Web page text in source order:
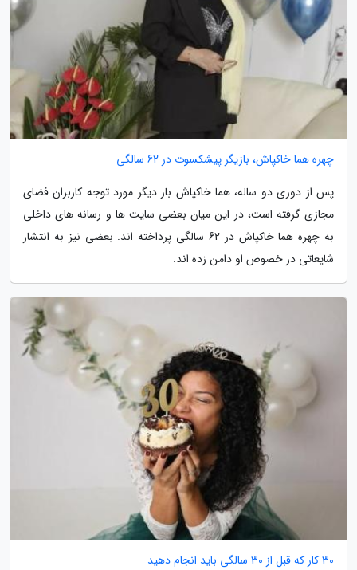
چهره هما خاکپاش، بازیگر پیشکسوت در 62 سالگی
پس از دوری دو ساله، هما خاکپاش بار دیگر مورد توجه کاربران فضای
مجازی گرفته است، در این میان بعضی سایت ها و رسانه های داخلی
به چهره هما خاکپاش در 62 سالگی پرداخته اند. بعضی نیز به انتشار
شایعاتی در خصوص او دامن زده اند.
30 کار که قبل از 30 سالگی باید انجام دهید